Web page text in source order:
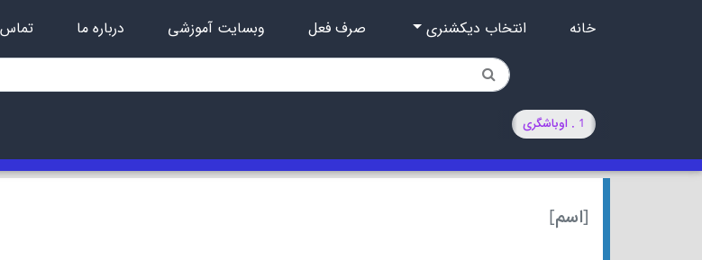
خانه انتخاب دیکشنری صرف فعل وبسایت آموزشی درباره ما تماس
1 . اوباشگری
[اسم]